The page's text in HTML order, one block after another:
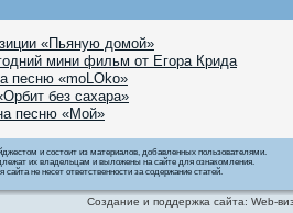
«Пьяную домой»
мини фильм от Егора Крида
песню «moLOko»
без сахара»
песню «Мой»
и состоит из материалов, добавленных пользователями.
их владельцам и выложены на сайте для ознакомления.
сайта не несет ответственности за содержание статей.
Создание и поддержка сайта: Web-